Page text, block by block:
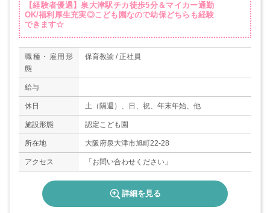
【経験者優遇】泉大津駅チカ徒歩5分＆マイカー通勤
OK/福利厚生充実◎こども園なので幼保どちらも経験
できます☆
職種・雇用形
態
保育教諭 / 正社員
給与
休日 土（隔週）、日、祝、年末年始、他
施設形態 認定こども園
所在地 大阪府泉大津市旭町22-28
アクセス 「お問い合わせください」
詳細を見る